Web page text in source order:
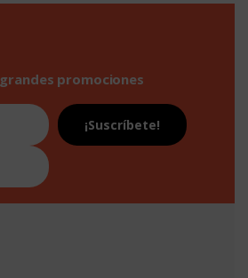
grandes promociones